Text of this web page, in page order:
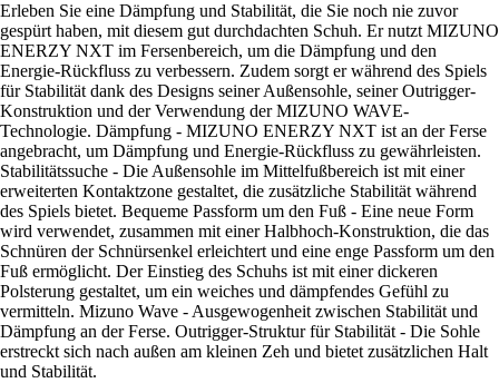
Erleben Sie eine Dämpfung und Stabilität, die Sie noch nie zuvor
gespürt haben, mit diesem gut durchdachten Schuh. Er nutzt MIZUNO
ENERZY NXT im Fersenbereich, um die Dämpfung und den
Energie-Rückfluss zu verbessern. Zudem sorgt er während des Spiels
für Stabilität dank des Designs seiner Außensohle, seiner Outrigger-
Konstruktion und der Verwendung der MIZUNO WAVE-
Technologie. Dämpfung - MIZUNO ENERZY NXT ist an der Ferse
angebracht, um Dämpfung und Energie-Rückfluss zu gewährleisten.
Stabilitätssuche - Die Außensohle im Mittelfußbereich ist mit einer
erweiterten Kontaktzone gestaltet, die zusätzliche Stabilität während
des Spiels bietet. Bequeme Passform um den Fuß - Eine neue Form
wird verwendet, zusammen mit einer Halbhoch-Konstruktion, die das
Schnüren der Schnürsenkel erleichtert und eine enge Passform um den
Fuß ermöglicht. Der Einstieg des Schuhs ist mit einer dickeren
Polsterung gestaltet, um ein weiches und dämpfendes Gefühl zu
vermitteln. Mizuno Wave - Ausgewogenheit zwischen Stabilität und
Dämpfung an der Ferse. Outrigger-Struktur für Stabilität - Die Sohle
erstreckt sich nach außen am kleinen Zeh und bietet zusätzlichen Halt
und Stabilität.